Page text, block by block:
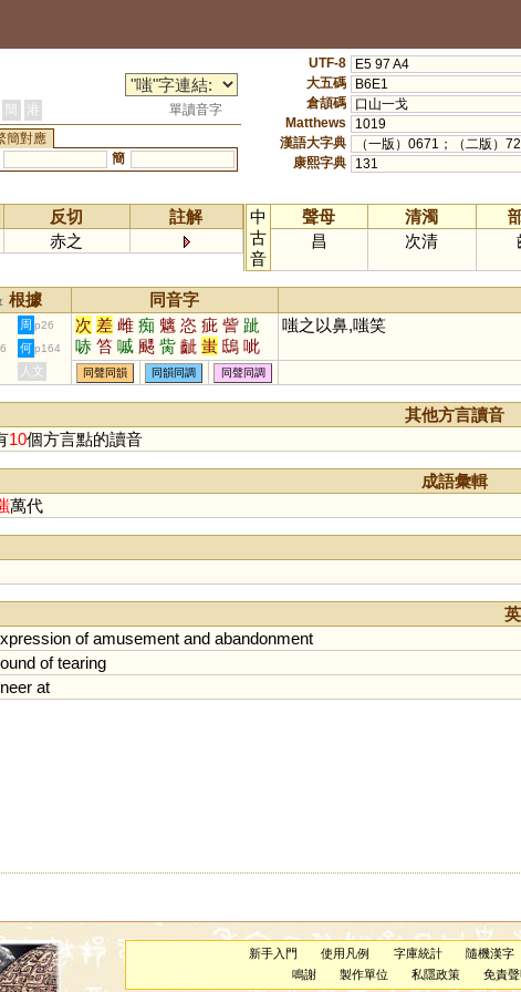
簡 港
單讀音字
簡對應
簡
UTF-8
E5 97 A4
大五碼
B6E1
倉頡碼
口山一戈
Matthews
1019
漢語大字典
（一版）0671；（二版）
康熙字典
131
反切
註解
赤之
中
古
音
聲母 清濁
昌
次清
根據 同音字
周 p26 次 差 雌 痴 魑 恣 疵 訾 跐
哧 笞 嘁 颸 胔 齜 蚩 鴟 呲
瓻 郗 眵 髊 攡 齝 螭 玼 骴
飺 摛 絺 媸 粢 趑 偨 离 胵
蠀
嗤之以鼻,嗤笑
何 p164
人文 同聲同韻 同韻同調 同聲同調
其他方言讀音
10個方言點的讀音
成語彙輯
萬代
of amusement and abandonment
of tearing
at
新手入門 使用凡例 字庫統計 隨機漢字
鳴謝
製作單位 私隱政策 免責聲